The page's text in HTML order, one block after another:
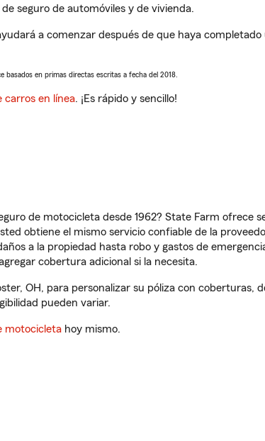
seguro de automóviles y de vivienda.
a comenzar después de que haya
basados en primas directas escritas a fecha del 2018.
carros en línea. ¡Es rápido y sencillo!
de motocicleta desde 1962? State Farm ofrece
obtiene el mismo servicio confiable de la
a la propiedad hasta robo y gastos de
cobertura adicional si la necesita.
OH, para personalizar su póliza con coberturas,
pueden variar.
motocicleta hoy mismo.